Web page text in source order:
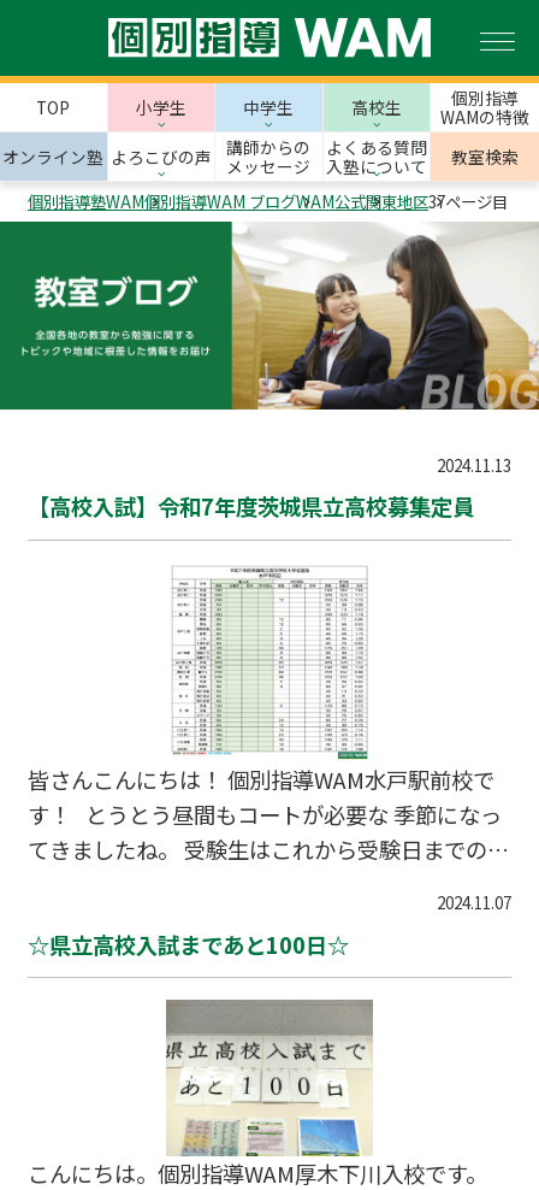
TOP 小学生 中学生 高校生
個別指導
WAMの特徴
オンライン塾 よろこびの声
講師からの
メッセージ
よくある質問
入塾について
教室検索
個別指導塾WAM個別指導WAM ブログWAM公式関東地区37ページ目
2024.11.13
【高校入試】令和7年度茨城県立高校募集定員
皆さんこんにちは！ 個別指導WAM水戸駅前校で
す！ とうとう昼間もコートが必要な 季節になっ
てきましたね。 受験生はこれから受験日までの間
す！ どうか体調面の管理も忘れずにお願いしま
す！ さて、茨城県教育委員会は１０月３１日に
にまとめましたので、皆さんに共有いたします！
自分の希望している高校の募集定員が何人なの
か？ 去年の人数は何人なのか？を把握しておきま
しょう！ ※水戸一高・日立一高…
2024.11.07
☆県立高校入試まであと100日☆
こんにちは。個別指導WAM厚木下川入校です。